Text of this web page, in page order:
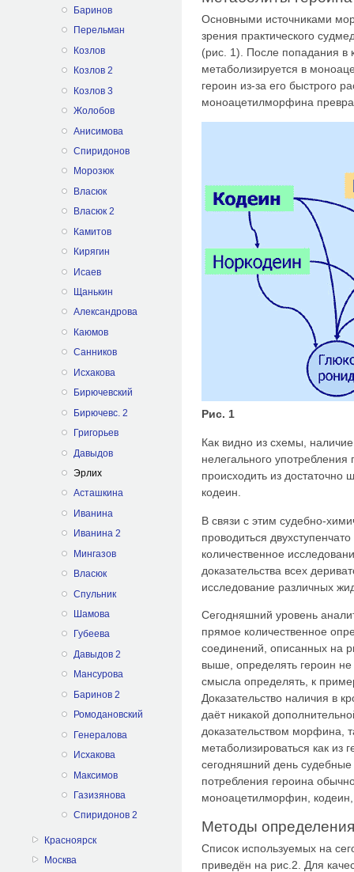
Баринов
Перельман
Козлов
Козлов 2
Козлов 3
Жолобов
Анисимова
Спиридонов
Морозюк
Власюк
Власюк 2
Камитов
Кирягин
Исаев
Щанькин
Александрова
Каюмов
Санников
Исхакова
Бирючевский
Бирючевс. 2
Григорьев
Давыдов
Эрлих
Асташкина
Иванина
Иванина 2
Мингазов
Власюк
Спульник
Шамова
Губеева
Давыдов 2
Мансурова
Баринов 2
Ромодановский
Генералова
Исхакова
Максимов
Газизянова
Спиридонов 2
Красноярск
Москва
Основными источниками
зрения практического
(рис. 1). После попадания в
метаболизируется в
героин из-за его быстрого
моноацетилморфина
Рис. 1
Как видно из схемы,
нелегального
происходить из достаточно
кодеин.
В связи с этим судебно-
проводиться
количественное
доказательства всех
исследование различных
Сегодняшний уровень
прямое количественное
соединений, описанных на
выше, определять героин
смысла определять, к
Доказательство наличия в
даёт никакой
доказательством морфина,
метаболизироваться как из
сегодняшний день судебные
потребления героина
моноацетилморфин,
Методы
Список используемых на
приведён на рис.2. Для